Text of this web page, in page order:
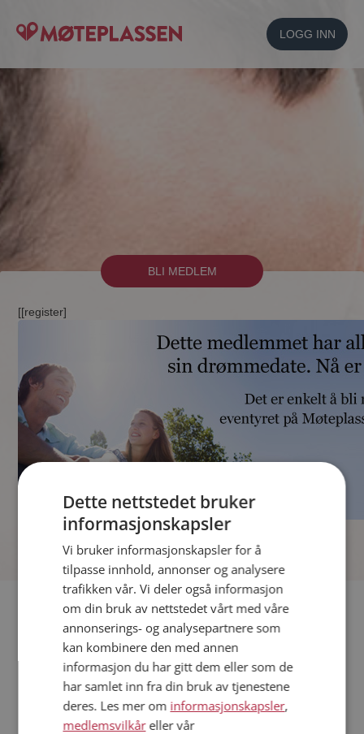
LOGG INN
BLI MEDLEM
[[register]
Fler single
Andre single fra Sandefjord
Menn fra Sandefjord
Date kvinner i Norge
Date menn i Norge
Dette nettstedet bruker
informasjonskapsler
Vi bruker informasjonskapsler for å
tilpasse innhold, annonser og analysere
trafikken vår. Vi deler også informasjon
om din bruk av nettstedet vårt med våre
annonserings- og analysepartnere som
kan kombinere den med annen
informasjon du har gitt dem eller som de
har samlet inn fra din bruk av tjenestene
deres. Les mer om informasjonskapsler,
medlemsvilkåreller vår